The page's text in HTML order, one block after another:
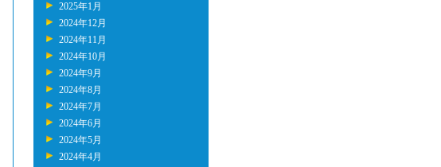
2025年1月
2024年12月
2024年11月
2024年10月
2024年9月
2024年8月
2024年7月
2024年6月
2024年5月
2024年4月